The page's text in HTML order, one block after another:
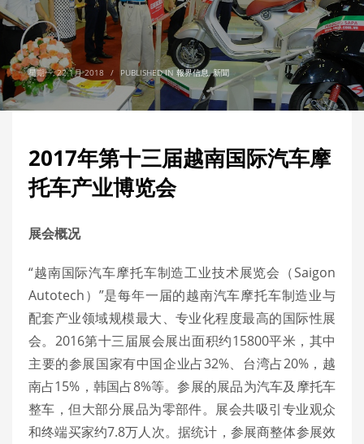
星期一, 22 1月 2018 / PUBLISHED IN 報界信息 ,新聞
2017年第十三届越南国际汽车摩
托车产业博览会
展会概况
“越南国际汽车摩托车制造工业技术展览会（Saigon
Autotech）”是每年一届的越南汽车摩托车制造业与
配套产业领域规模最大、专业化程度最高的国际性展
会。2016第十三届展会展出面积约15800平米，其中
主要的参展国家有中国企业占32%、台湾占20%，越
南占15%，韩国占8%等。参展的展品为汽车及摩托车
整车，但大部分展品为零部件。展会共吸引专业观众
和终端买家约7.8万人次。据统计，参展商整体参展效